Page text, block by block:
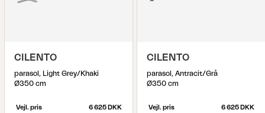
CILENTO
parasol, Light Grey/Khaki
Ø350 cm
Vejl. pris 6 625 DKK
CILENTO
parasol, Antracit/Grå
Ø350 cm
Vejl. pris 6 625 DKK